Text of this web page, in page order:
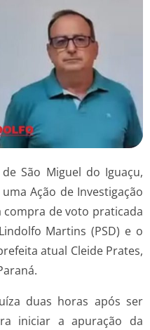
São Miguel do Iguaçu,
Ação de Investigação
compra de voto praticada
Martins (PSD) e o
atual Cleide Prates,
duas horas após ser
iniciar a apuração da